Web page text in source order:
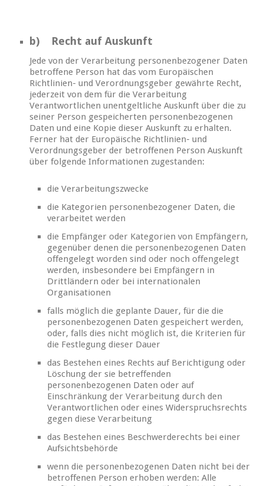
b) Recht auf Auskunft
Jede von der Verarbeitung personenbezogener Daten
betroffene Person hat das vom Europäischen
Richtlinien- und Verordnungsgeber gewährte Recht,
jederzeit von dem für die Verarbeitung
Verantwortlichen unentgeltliche Auskunft über die zu
seiner Person gespeicherten personenbezogenen
Daten und eine Kopie dieser Auskunft zu erhalten.
Ferner hat der Europäische Richtlinien- und
Verordnungsgeber der betroffenen Person Auskunft
über folgende Informationen zugestanden:
die Verarbeitungszwecke
die Kategorien personenbezogener Daten, die
verarbeitet werden
die Empfänger oder Kategorien von Empfängern,
gegenüber denen die personenbezogenen Daten
offengelegt worden sind oder noch offengelegt
werden, insbesondere bei Empfängern in
Drittländern oder bei internationalen
Organisationen
falls möglich die geplante Dauer, für die die
personenbezogenen Daten gespeichert werden,
oder, falls dies nicht möglich ist, die Kriterien für
die Festlegung dieser Dauer
das Bestehen eines Rechts auf Berichtigung oder
Löschung der sie betreffenden
personenbezogenen Daten oder auf
Einschränkung der Verarbeitung durch den
Verantwortlichen oder eines Widerspruchsrechts
gegen diese Verarbeitung
das Bestehen eines Beschwerderechts bei einer
Aufsichtsbehörde
wenn die personenbezogenen Daten nicht bei der
betroffenen Person erhoben werden: Alle